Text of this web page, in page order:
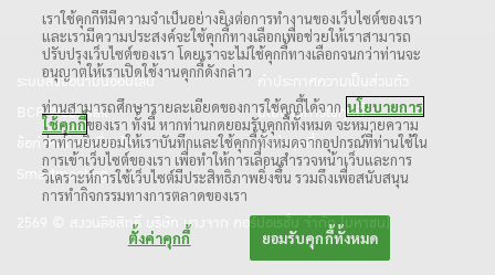
2569 © สงวนลิขสิทธิ์ บริษัท บางจาก คอร์ปอเรชั่น จำกัด (มหาชน)
ระบบสั่งซื้อน้ำมันออนไลน์
BCP Web Mail
ข้อกำหนดและเงื่อนไข
Smartmeeting
นโยบายการใช้คุกกี้
ตั้งค่าคุกกี้
เราใช้คุกกี้ที่มีความจำเป็นอย่างยิ่งต่อการทำงานของเว็บไซต์ของเรา
และเรามีความประสงค์จะใช้คุกกี้ทางเลือกเพื่อช่วยให้เราสามารถ
ปรับปรุงเว็บไซต์ของเรา โดยเราจะไม่ใช้คุกกี้ทางเลือกจนกว่าท่านจะ
อนุญาตให้เราเปิดใช้งานคุกกี้ดังกล่าว
ท่านสามารถศึกษารายละเอียดของการใช้คุกกี้ได้จาก นโยบายการ
ใช้คุกกี้ของเรา ทั้งนี้ หากท่านกดยอมรับคุกกี้ทั้งหมด จะหมายความ
ว่าท่านยินยอมให้เราบันทึกและใช้คุกกี้ทั้งหมดจากอุปกรณ์ที่ท่านใช้ใน
การเข้าเว็บไซต์ของเรา เพื่อทำให้การเลื่อนสำรวจหน้าเว็บและการ
วิเคราะห์การใช้เว็บไซต์มีประสิทธิภาพยิ่งขึ้น รวมถึงเพื่อสนับสนุน
การทำกิจกรรมทางการตลาดของเรา
ตั้งค่าคุกกี้ ยอมรับคุกกี้ทั้งหมด